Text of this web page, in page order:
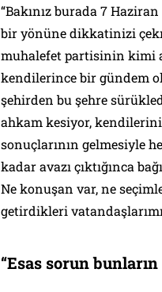
“Bakınız burada 7
bir yönüne dikkatinizi
muhalefet partisinin kimi
kendilerince bir gündem
şehirden bu şehre
ahkam kesiyor, kendilerini
sonuçlarının gelmesiyle
kadar avazı çıktığınca
Ne konuşan var, ne
getirdikleri
“Esas sorun